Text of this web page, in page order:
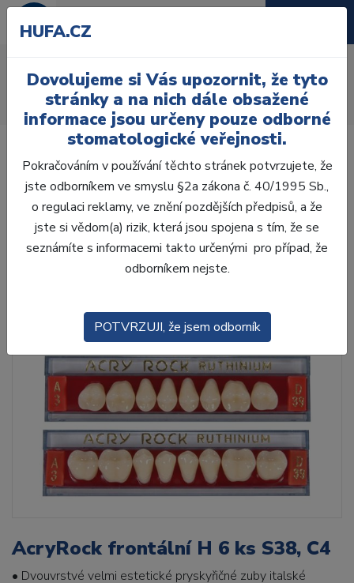
Úvod Zuby
AcryRock
AcryRock frontální H 6 ks S38, C4
AcryRock frontální H 6 ks S38, C4
• Dvouvrstvé velmi estetické pryskyřičné zuby italské
HUFA.CZ
Dovolujeme si Vás upozornit, že tyto
stránky a na nich dále obsažené
informace jsou určeny pouze odborné
stomatologické veřejnosti.
Pokračováním v používání těchto stránek potvrzujete, že
jste odborníkem ve smyslu §2a zákona č. 40/1995 Sb.,
o regulaci reklamy, ve znění pozdějších předpisů, a že
jste si vědom(a) rizik, která jsou spojena s tím, že se
seznámíte s informacemi takto určenými pro případ, že
odborníkem nejste.
POTVRZUJI, že jsem odborník